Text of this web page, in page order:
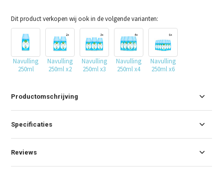
Dit product verkopen wij ook in de volgende varianten:
Navulling
250ml
Navulling
250ml x2
Navulling
250ml x3
Navulling
250ml x4
Navulling
250ml x6
Productomschrijving
Specificaties
Reviews